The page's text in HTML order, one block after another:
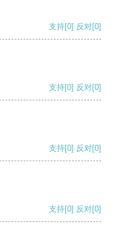
支持[0] 反对[0]
支持[0] 反对[0]
支持[0] 反对[0]
支持[0] 反对[0]